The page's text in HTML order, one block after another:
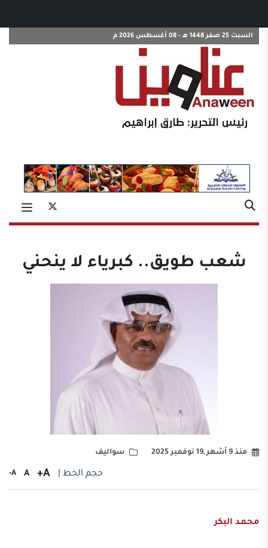
السبت 25 صفر 1448 هـ - 08 أغسطس 2026 م
شعب طويق.. كبرياء لا ينحني
منذ 9 أشهر ,19 نوفمبر 2025 سواليف
حجم الخط | A+
A
A-
محمد البكر